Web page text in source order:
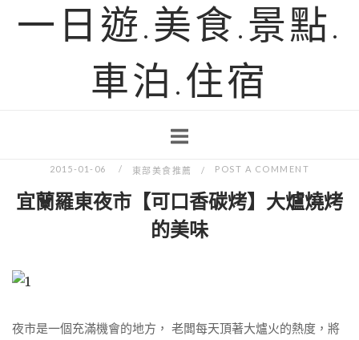
一日遊.美食.景點.
車泊.住宿
2015-01-06 東部美食推薦 POST A COMMENT
宜蘭羅東夜市【可口香碳烤】大爐燒烤
的美味
夜市是一個充滿機會的地方， 老闆每天頂著大爐火的熱度，將